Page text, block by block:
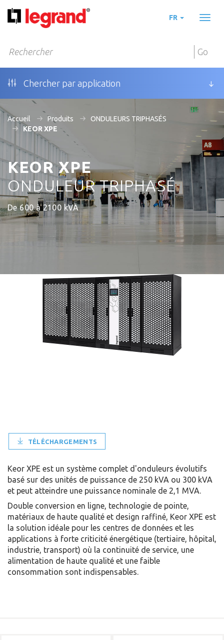
FR
Go
Chercher par application
Accueil Produits
ONDULEURS TRIPHASÉS
KEOR XPE
KEOR XPE
ONDULEUR TRIPHASÉ
De 600 à 2100 kVA
TÉLÉCHARGEMENTS
Keor XPE est un système complet d'onduleurs évolutifs
basé sur des unités de puissance de 250 kVA ou 300 kVA
et peut atteindre une puissance nominale de 2,1 MVA.
Double conversion en ligne, technologie de pointe,
matériaux de haute qualité et design raffiné, Keor XPE est
la solution idéale pour les centres de données et les
applications à forte criticité énergétique (tertiaire, hôpital,
industrie, transport) où la continuité de service, une
alimentation de haute qualité et une faible
consommation sont indispensables.